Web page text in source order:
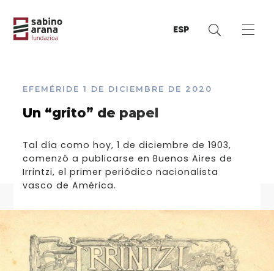
ESP
EFEMÉRIDE 1 DE DICIEMBRE DE 2020
Un “grito” de papel
Tal día como hoy, 1 de diciembre de 1903,
comenzó a publicarse en Buenos Aires de
Irrintzi, el primer periódico nacionalista
vasco de América.